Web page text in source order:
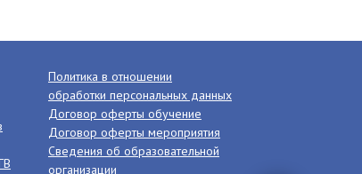
Политика в отношении
обработки персональных данных
Договор оферты обучение
Договор оферты мероприятия
Сведения об образовательной
организации